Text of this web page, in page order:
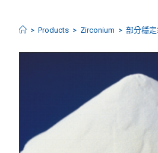
> Products > Zirconium > 部分穩